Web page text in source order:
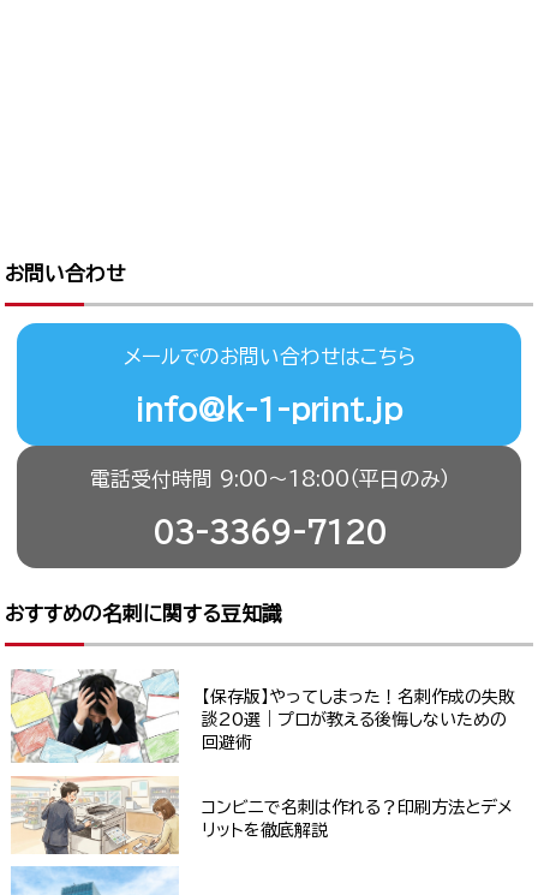
お問い合わせ
メールでのお問い合わせはこちら
info@k-1-print.jp
電話受付時間 9:00〜18:00（平日のみ）
03-3369-7120
おすすめの名刺に関する豆知識
【保存版】やってしまった！名刺作成の失敗
談20選｜プロが教える後悔しないための
回避術
コンビニで名刺は作れる？印刷方法とデメ
リットを徹底解説